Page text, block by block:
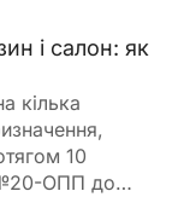
і салон: як
кілька
10
№20-ОПП до